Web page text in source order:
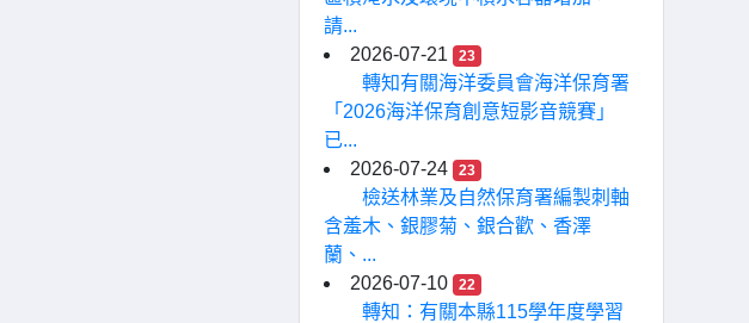
請...
2026-07-21
23
轉知有關海洋委員會海洋保育署
「2026海洋保育創意短影音競賽」
已...
2026-07-24
23
檢送林業及自然保育署編製刺軸
含羞木、銀膠菊、銀合歡、香澤
蘭、...
2026-07-10
22
轉知：有關本縣115學年度學習